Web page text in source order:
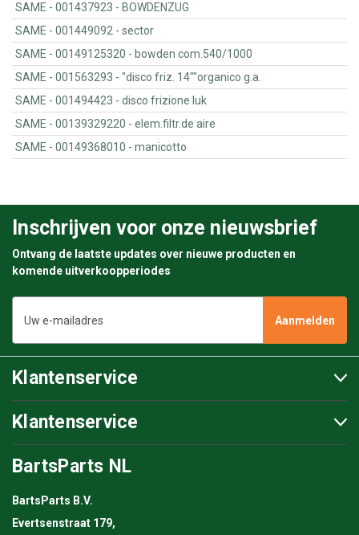
SAME - 001437923 - BOWDENZUG
SAME - 001449092 - sector
SAME - 00149125320 - bowden com.540/1000
SAME - 001563293 - "disco friz. 14""organico g.a.
SAME - 001494423 - disco frizione luk
SAME - 00139329220 - elem.filtr.de aire
SAME - 00149368010 - manicotto
Inschrijven voor onze nieuwsbrief
Ontvang de laatste updates over nieuwe producten en
komende uitverkoopperiodes
mailadres
Klantenservice
Klantenservice
BartsParts NL
BartsParts B.V.
Evertsenstraat 179,